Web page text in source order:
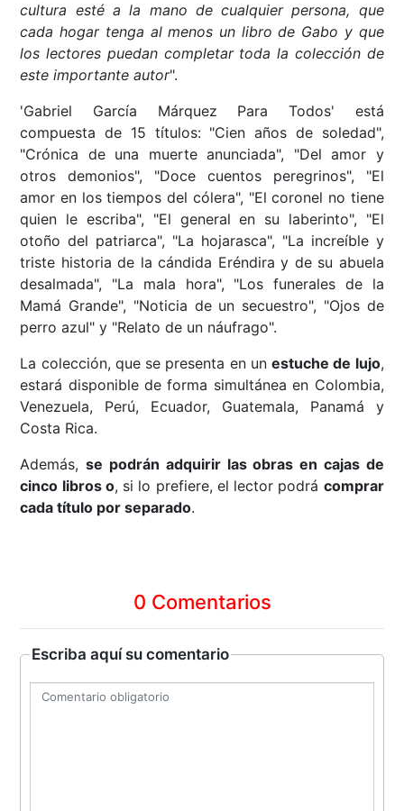
cultura esté a la mano de cualquier persona, que
cada hogar tenga al menos un libro de Gabo y que
los lectores puedan completar toda la colección de
este importante autor".
'Gabriel García Márquez Para Todos' está
compuesta de 15 títulos: "Cien años de soledad",
"Crónica de una muerte anunciada", "Del amor y
otros demonios", "Doce cuentos peregrinos", "El
amor en los tiempos del cólera", "El coronel no tiene
quien le escriba", "El general en su laberinto", "El
otoño del patriarca", "La hojarasca", "La increíble y
triste historia de la cándida Eréndira y de su abuela
desalmada", "La mala hora", "Los funerales de la
Mamá Grande", "Noticia de un secuestro", "Ojos de
perro azul" y "Relato de un náufrago".
La colección, que se presenta en unestuche de lujo,
estará disponible de forma simultánea en Colombia,
Venezuela, Perú, Ecuador, Guatemala, Panamá y
Costa Rica.
Además,se podrán adquirir las obras en cajas de
cinco libros o, si lo prefiere, el lector podrá comprar
cada título por separado.
0 Comentarios
Escriba aquí su comentario